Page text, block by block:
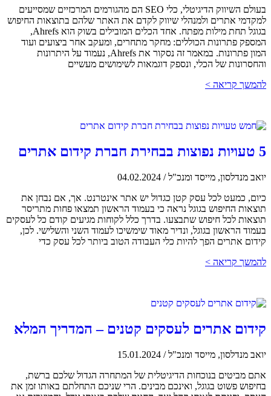
בעולם השיווק הדיגיטלי, כלי SEO הם מהגורמים המרכזיים שמסייעים
למקדמי אתרים ולמנהלי שיווק לקדם את האתר שלהם בתוצאות החיפוש
בגוגל תחת מילות מפתח. אחד הכלים המובילים בשוק הוא Ahrefs,
המספק פתרונות הכוללים: מחקר מתחרים, ומעקב אחר ביצועים ועוד
המון פתרונות. במאמר זה נסקור את Ahrefs, נעמוד על היתרונות
והחסרונות של הכלי, ונספק דוגמאות לשימושים מעשיים
להמשך קריאה >
5 טעויות נפוצות בבחירת חברת קידום אתרים
יואב מנדלסון, מייסד ומנכ"ל/
04.02.2024
כיום, כמעט לכל עסק קטן כגדול יש אתר אינטרנט. אך, אם נבחן את
תוצאות החיפוש בגוגל נראה כי בעמוד הראשון תמצאו פחות מתריסר
תוצאות לכל חיפוש שתבצעו. בדרך כלל לקוחות מגיעים קודם כל לעסקים
בעמוד הראשון בגוגל, ונדיר מאוד שימשיכו לעמוד השני והשלישי. לכן,
קידום אתרים הפך להיות כלי העבודה הטוב ביותר לכל עסק כדי
להמשך קריאה >
קידום אתרים לעסקים קטנים – המדריך המלא
יואב מנדלסון, מייסד ומנכ"ל/
15.01.2024
אתם מביטים בנוכחות הדיגיטלית של המתחרה הגדול שלכם ברשת,
בחיפוש פשוט בגוגל, ואינכם מבינים. הרי שניכם התחלתם באותו זמן את